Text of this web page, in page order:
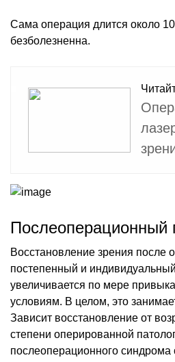
Сама операция длится около
безболезненна.
Послеоперационный
Восстановление зрения после
постепенный и
увеличивается по мере
условиям. В целом, это
Зависит восстановление от
степени оперированной
послеоперационного синдрома